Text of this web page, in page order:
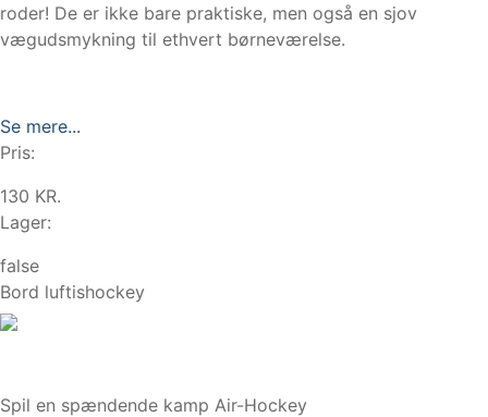
roder! De er ikke bare praktiske, men også en sjov
vægudsmykning til ethvert børneværelse.
Se mere...
Pris:
130 KR.
Lager:
false
Bord luftishockey
Spil en spændende kamp Air-Hockey